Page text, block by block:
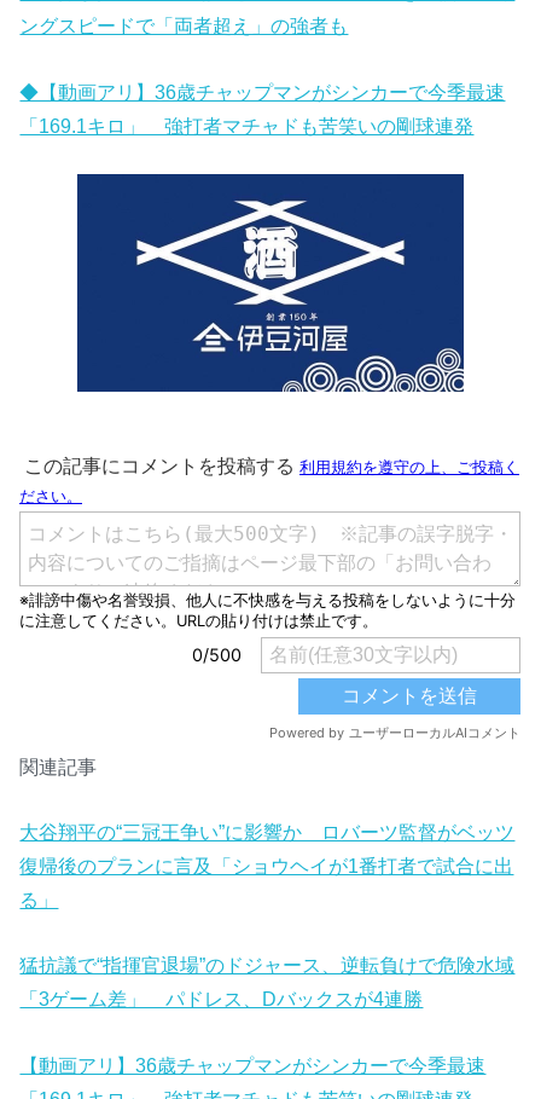
ングスピードで「両者超え」の強者も
◆【動画アリ】36歳チャップマンがシンカーで今季最速
「169.1キロ」 強打者マチャドも苦笑いの剛球連発
関連記事
大谷翔平の“三冠王争い”に影響か ロバーツ監督がベッツ
復帰後のプランに言及「ショウヘイが1番打者で試合に出
る」
猛抗議で“指揮官退場”のドジャース、逆転負けで危険水域
「3ゲーム差」 パドレス、Dバックスが4連勝
【動画アリ】36歳チャップマンがシンカーで今季最速